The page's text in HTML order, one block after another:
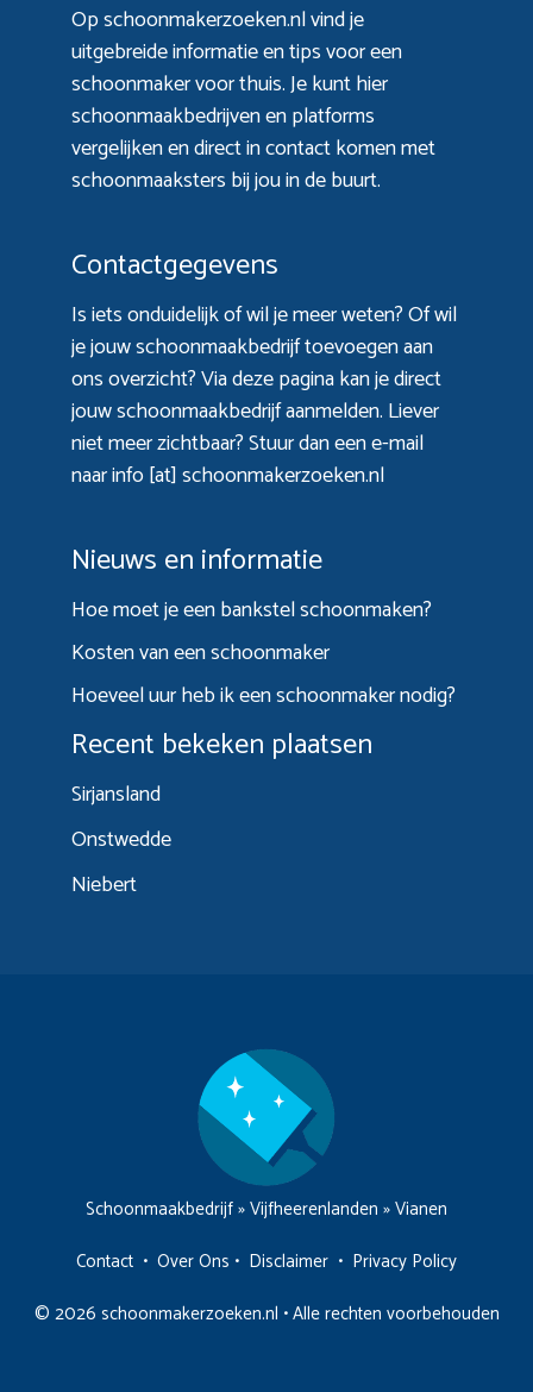
Op schoonmakerzoeken.nl vind je
uitgebreide informatie en tips voor een
schoonmaker voor thuis. Je kunt hier
schoonmaakbedrijven en platforms
vergelijken en direct in contact komen met
schoonmaaksters bij jou in de buurt.
Contactgegevens
Is iets onduidelijk of wil je meer weten? Of wil
je jouw schoonmaakbedrijf toevoegen aan
ons overzicht? Viadeze paginakan je direct
jouw schoonmaakbedrijf aanmelden. Liever
niet meer zichtbaar? Stuur dan een e-mail
naar info [at] schoonmakerzoeken.nl
Nieuws en informatie
Hoe moet je een bankstel schoonmaken?
Kosten van een schoonmaker
Hoeveel uur heb ik een schoonmaker nodig?
Recent bekeken plaatsen
Sirjansland
Onstwedde
Niebert
Schoonmaakbedrijf»Vijfheerenlanden »Vianen
Contact • Over Ons • Disclaimer • Privacy Policy
© 2026 schoonmakerzoeken.nl • Alle rechten voorbehouden